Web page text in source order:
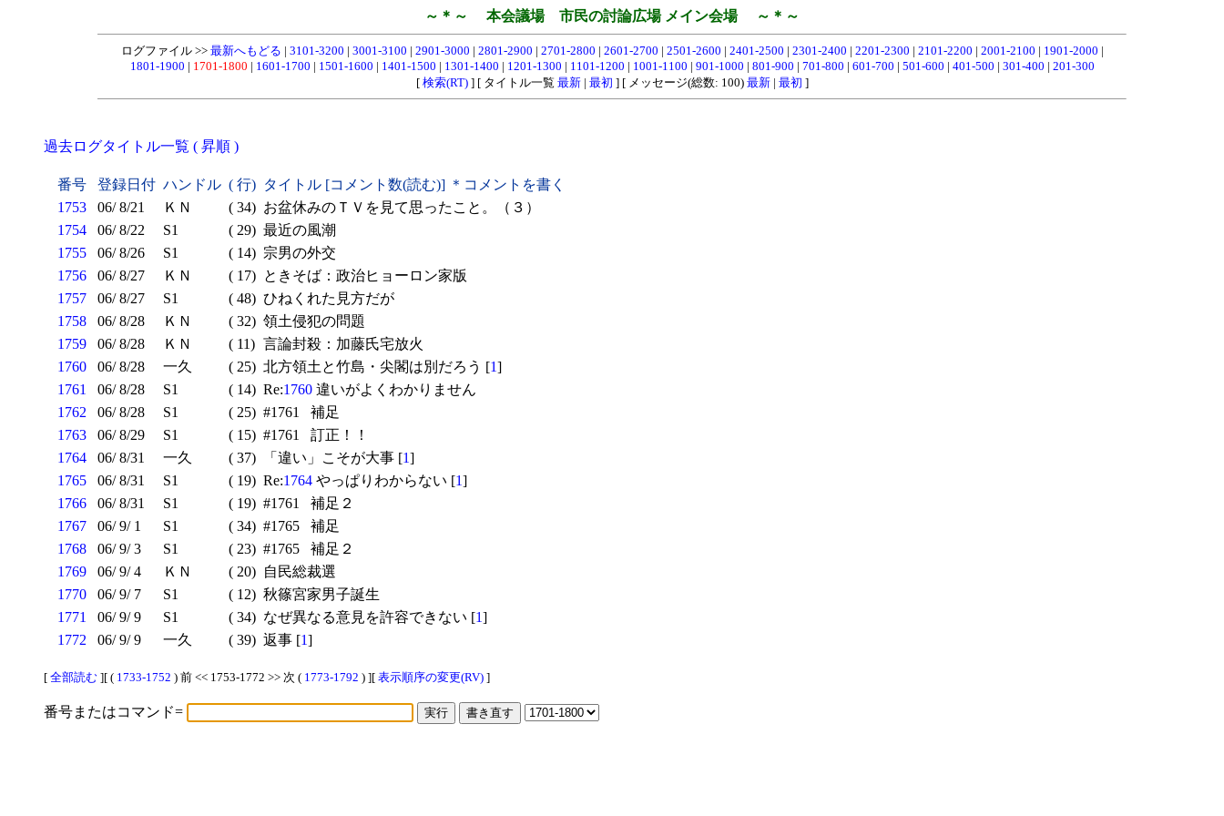
～＊～ 本会議場 市民の討論広場 メイン会場 ～＊～
ログファイル >> 最新へもどる | 3101-3200 | 3001-3100 | 2901-3000 | 2801-2900 | 2701-2800 | 2601-2700 | 2501-2600 | 2401-2500 | 2301-2400 | 2201-2300 | 2101-2200 | 2001-2100 | 1901-2000 |
1801-1900 | 1701-1800 | 1601-1700 | 1501-1600 | 1401-1500 | 1301-1400 | 1201-1300 | 1101-1200 | 1001-1100 | 901-1000 | 801-900 | 701-800 | 601-700 | 501-600 | 401-500 | 301-400 | 201-300
[ 検索(RT)] [ タイトル一覧 最新| 最初 ] [ メッセージ(総数: 100) 最新| 最初 ]
過去ログタイトル一覧 ( 昇順 )
番号 登録日付 ハンドル ( 行) タイトル [コメント数(読む)] ＊コメントを書く
1753
06/ 8/21 ＫＮ ( 34) お盆休みのＴＶを見て思ったこと。（３）
1754
06/ 8/22 S1 ( 29) 最近の風潮
1755
06/ 8/26 S1 ( 14) 宗男の外交
1756
06/ 8/27 ＫＮ ( 17) ときそば：政治ヒョーロン家版
1757
06/ 8/27 S1 ( 48) ひねくれた見方だが
1758
06/ 8/28 ＫＮ ( 32) 領土侵犯の問題
1759
06/ 8/28 ＫＮ ( 11) 言論封殺：加藤氏宅放火
1760
06/ 8/28 一久 ( 25) 北方領土と竹島・尖閣は別だろう [1]
1761
06/ 8/28 S1 ( 14) Re:1760 違いがよくわかりません
1762
06/ 8/28 S1 ( 25) #1761 補足
1763
06/ 8/29 S1 ( 15) #1761 訂正！！
1764
06/ 8/31 一久 ( 37) 「違い」こそが大事 [1]
1765
06/ 8/31 S1 ( 19) Re:1764 やっぱりわからない [1]
1766
06/ 8/31 S1 ( 19) #1761 補足２
1767
06/ 9/ 1 S1 ( 34) #1765 補足
1768
06/ 9/ 3 S1 ( 23) #1765 補足２
1769
06/ 9/ 4 ＫＮ ( 20) 自民総裁選
1770
06/ 9/ 7 S1 ( 12) 秋篠宮家男子誕生
1771
06/ 9/ 9 S1 ( 34) なぜ異なる意見を許容できない [1]
1772
06/ 9/ 9 一久 ( 39) 返事 [1]
[ 全部読む ][ ( 1733-1752 ) 前 << 1753-1772 >> 次 ( 1773-1792 ) ][ 表示順序の変更(RV) ]
番号またはコマンド=